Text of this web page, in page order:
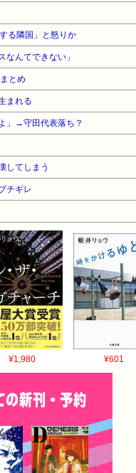
る隣国」と怒りか
なんてできない」
とめ
まれる
」→守田代表落ち？
してしまう
チギレ
¥1,980 ¥601